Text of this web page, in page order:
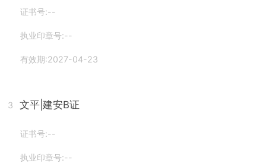
证书号:--
执业印章号:--
有效期:2027-04-23
3 文平 |建安B证
证书号:--
执业印章号:--